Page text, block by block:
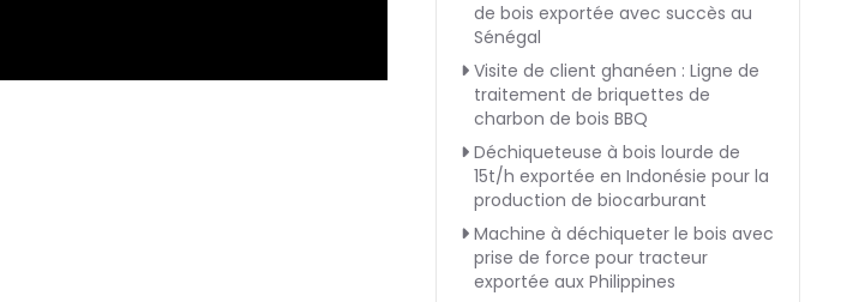
de bois exportée avec succès au
Sénégal
Visite de client ghanéen : Ligne de
traitement de briquettes de
charbon de bois BBQ
Déchiqueteuse à bois lourde de
15t/h exportée en Indonésie pour la
production de biocarburant
Machine à déchiqueter le bois avec
prise de force pour tracteur
exportée aux Philippines